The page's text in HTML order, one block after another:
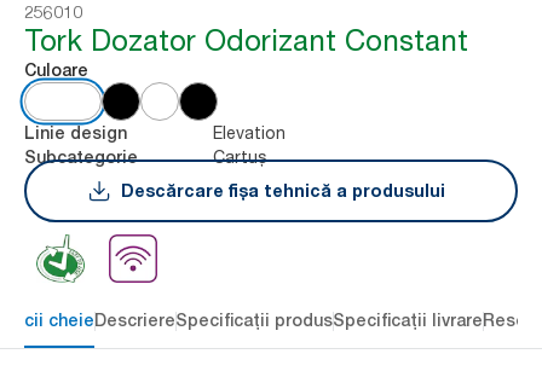
256010
Tork Dozator Odorizant Constant
Culoare
Linie design Elevation
Subcategorie
Cartuș
Descărcare fișa tehnică a produsului
cheieDescriereSpecificații produsSpecificații livrare